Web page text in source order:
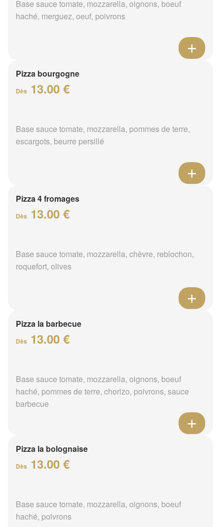
Base sauce tomate, mozzarella, oignons, boeuf
haché, merguez, oeuf, poivrons
Pizza bourgogne
Dès 13.00 €
Base sauce tomate, mozzarella, pommes de terre,
escargots, beurre persillé
Pizza 4 fromages
Dès 13.00 €
Base sauce tomate, mozzarella, chèvre, reblochon,
roquefort, olives
Pizza la barbecue
Dès 13.00 €
Base sauce tomate, mozzarella, oignons, boeuf
haché, pommes de terre, chorizo, poivrons, sauce
barbecue
Pizza la bolognaise
Dès 13.00 €
Base sauce tomate, mozzarella, oignons, boeuf
haché, poivrons